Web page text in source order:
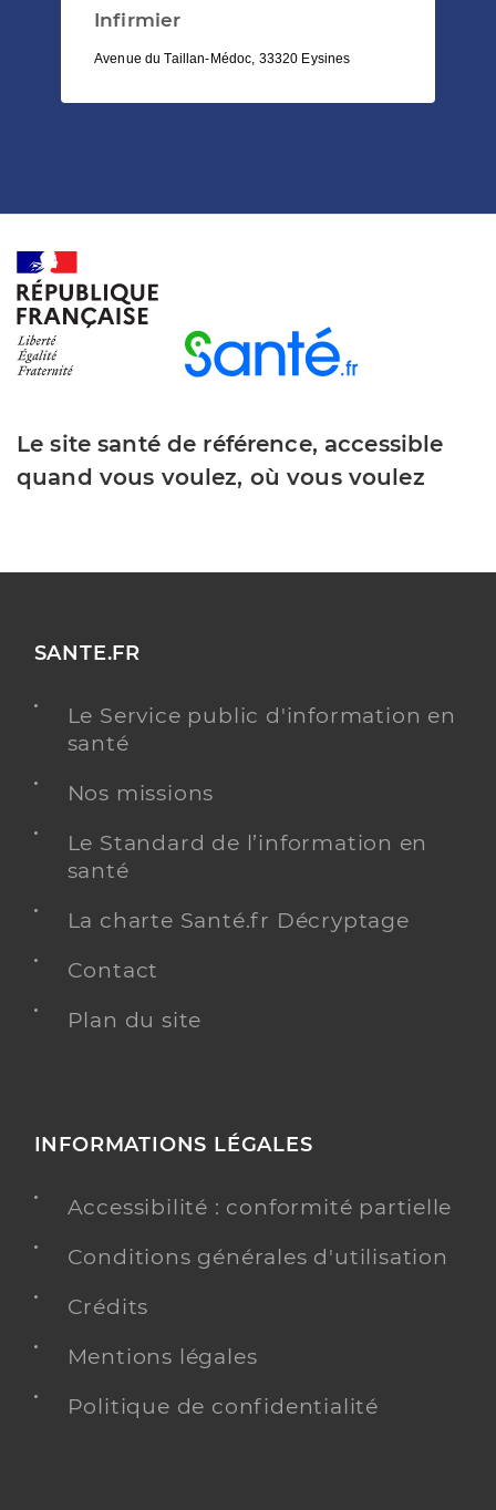
Infirmier
Avenue du Taillan-Médoc, 33320 Eysines
Le site santé de référence, accessible
quand vous voulez, où vous voulez
SANTE.FR
Le Service public d'information en
santé
Nos missions
Le Standard de l’information en
santé
La charte Santé.fr Décryptage
Contact
Plan du site
INFORMATIONS LÉGALES
Accessibilité : conformité partielle
Conditions générales d'utilisation
Crédits
Mentions légales
Politique de confidentialité